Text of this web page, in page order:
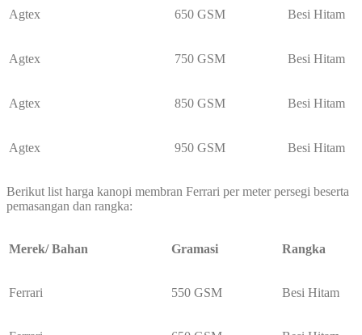
Agtex 650 GSM Besi Hitam
Agtex 750 GSM Besi Hitam
Agtex 850 GSM Besi Hitam
Agtex 950 GSM Besi Hitam
Berikut list harga kanopi membran Ferrari per meter persegi beserta
pemasangan dan rangka:
Merek/ Bahan Gramasi Rangka
Ferrari 550 GSM Besi Hitam